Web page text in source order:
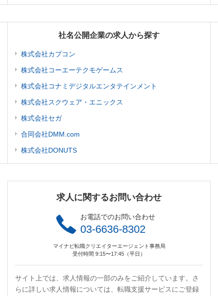
社名公開企業の求人から探す
株式会社カプコン
株式会社コーエーテクモゲームス
株式会社コナミデジタルエンタテインメント
株式会社スクウェア・エニックス
株式会社セガ
合同会社DMM.com
株式会社DONUTS
求人に関するお問い合わせ
お電話でのお問い合わせ
03-6636-8302
マイナビ転職クリエイターエージェント事務局
受付時間 9:15〜17:45（平日）
サイト上では、求人情報の一部のみをご紹介しています。さ
らに詳しい求人情報については、転職支援サービスにご登録